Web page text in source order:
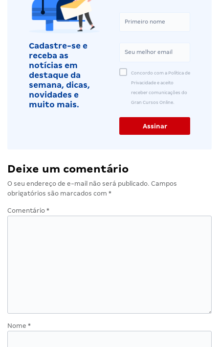
Cadastre-se e
receba as
notícias em
destaque da
semana, dicas,
novidades e
muito mais.
Concordo com a Política de
Privacidade e aceito
receber comunicações do
Gran Cursos Online.
Deixe um comentário
O seu endereço de e-mail não será publicado. Campos
obrigatórios são marcados com *
Comentário *
Nome *